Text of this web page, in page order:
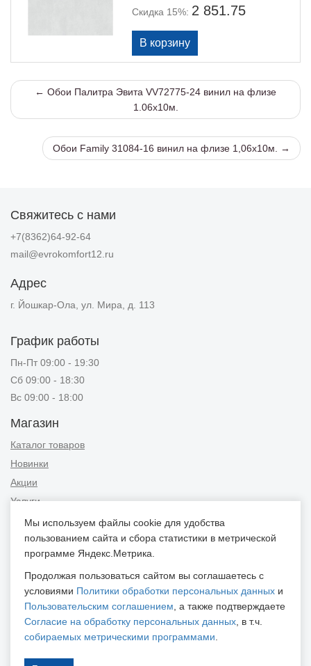
Скидка 15%: 2 851.75
← Обои Палитра Эвита VV72775-24 винил на флизе
1.06х10м.
Обои Family 31084-16 винил на флизе 1,06х10м. →
Свяжитесь с нами
+7(8362)64-92-64
mail@evrokomfort12.ru
Адрес
г. Йошкар-Ола, ул. Мира, д. 113
График работы
Пн-Пт 09:00 - 19:30
Сб 09:00 - 18:30
Вс 09:00 - 18:00
Магазин
Каталог товаров
Новинки
Акции
Услуги
Информация
Публичная оферта
Новости и советы
Контакты
Положение об обработке персональных данных
Пользовательское соглашение
Согласие на обработку персональных данных
Согласие на обработку персональных данных, собираемых
Мы используем файлы cookie для удобства
пользованием сайта и сбора статистики в метрической
программе Яндекс.Метрика.
Продолжая пользоваться сайтом вы соглашаетесь с
условиями Политики обработки персональных данных и
Пользовательским соглашением , а также подтверждаете
Согласие на обработку персональных данных , в т.ч.
собираемых метрическими программами